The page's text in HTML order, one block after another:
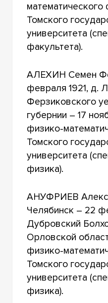
математического
Томского
университета
факультета).
АЛЕХИН Семен
февраля 1921, д.
Ферзиковского
губернии – 17
физико-
Томского
университета
физика).
АНУФРИЕВ
Челябинск – 22
Дубровский
Орловской
физико-
Томского
университета
физика).